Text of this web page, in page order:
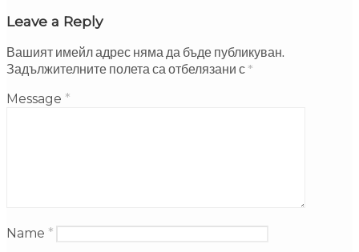
Leave a Reply
Вашият имейл адрес няма да бъде публикуван.
Задължителните полета са отбелязани с*
Message *
Name *